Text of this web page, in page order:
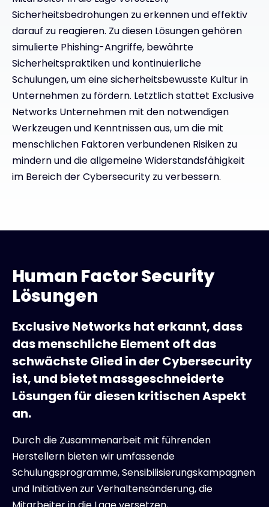
Sicherheitsbedrohungen zu erkennen und effektiv
darauf zu reagieren. Zu diesen Lösungen gehören
simulierte Phishing-Angriffe, bewährte
Sicherheitspraktiken und kontinuierliche
Schulungen, um eine sicherheitsbewusste Kultur in
Unternehmen zu fördern. Letztlich stattet Exclusive
Networks Unternehmen mit den notwendigen
Werkzeugen und Kenntnissen aus, um die mit
menschlichen Faktoren verbundenen Risiken zu
mindern und die allgemeine Widerstandsfähigkeit
im Bereich der Cybersecurity zu verbessern.
Human Factor Security
Lösungen
Exclusive Networks hat erkannt, dass
das menschliche Element oft das
schwächste Glied in der Cybersecurity
ist, und bietet massgeschneiderte
Lösungen für diesen kritischen Aspekt
an.
Durch die Zusammenarbeit mit führenden
Herstellern bieten wir umfassende
Schulungsprogramme, Sensibilisierungskampagnen
und Initiativen zur Verhaltensänderung, die